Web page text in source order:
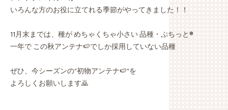
いろんな方のお役に立てれる季節がやってきました！！
11月末までは、種が めちゃくちゃ小さい 品種・ぷちっと®︎
一年で この秋アンテナ🍉でしか採用していない品種
ぜひ、今シーズンの"初物アンテナ🍉"を
よろしくお願いします🙇